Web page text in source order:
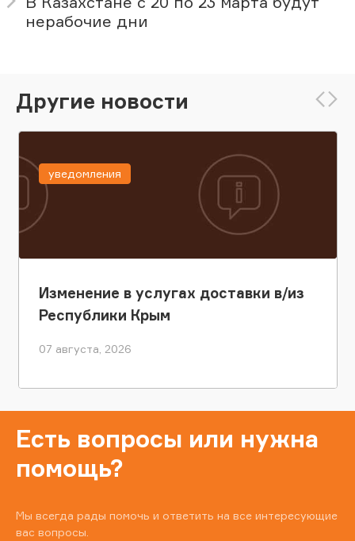
нерабочие дни
Другие новости
Изменение в услугах доставки в/из
Республики Крым
07 августа, 2026
уведомления
Есть вопросы или нужна
помощь?
Мы всегда рады помочь и ответить на все интересующие
вас вопросы.